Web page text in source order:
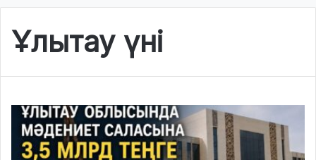
Ұлытау үні